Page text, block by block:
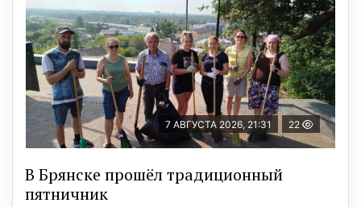
7 АВГУСТА 2026, 21:31 22
В Брянске прошёл традиционный
пятничник